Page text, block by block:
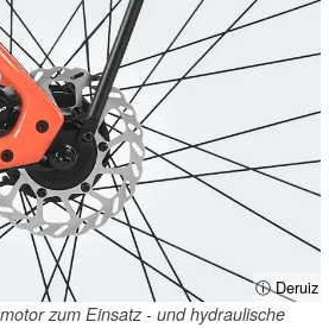
ⓘ Deruiz
zum Einsatz - und hydraulische